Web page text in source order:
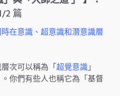
2 篇
在意識、超意識和潛意識層
次可以稱為「超覺意識 」
。你們有些人也稱它為「基督